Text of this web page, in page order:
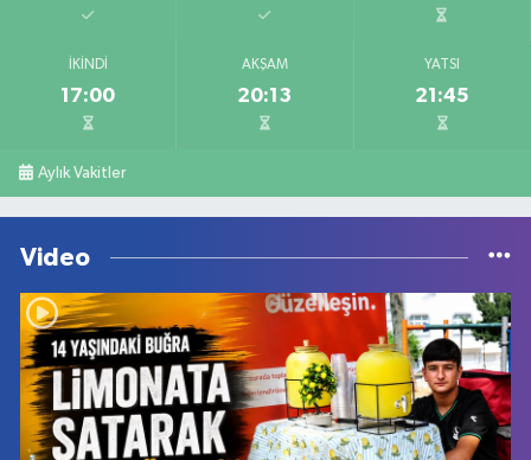
İKINDI
17:00
AKŞAM
20:13
YATSI
21:45
Aylık Vakitler
Video